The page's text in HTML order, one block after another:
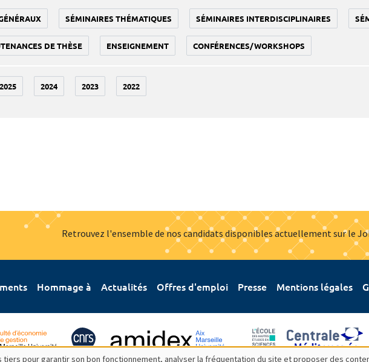
SÉMINAIRES THÉMATIQUES SÉMINAIRES INTERDISCIPLINAIRES
DE THÈSE ENSEIGNEMENT CONFÉRENCES/WORKSHOPS
2025 2024 2023 2022
Retrouvez l'ensemble de nos candidats disponibles actuellement sur le
Hommage à Actualités Offres d'emploi Presse Mentions légales
pour garantir son bon fonctionnement, analyser la fréquentation du site et proposer des